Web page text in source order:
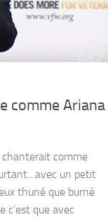
comme Ariana
chanterait comme
un petit
thuné que burné
c’est que avec